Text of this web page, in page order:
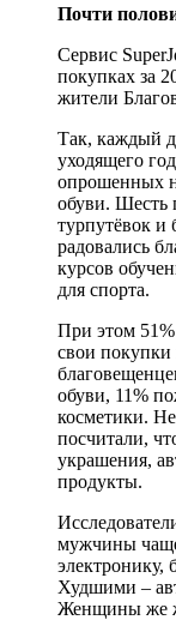
Почти
Сервис
покупках за
жители
Так, каждый
уходящего
опрошенных
обуви. Шесть
турпутёвок
радовались
курсов
для спорта.
При этом
свои
обуви, 11%
косметики.
посчитали,
украшения,
продукты.
мужчины
электронику,
Худшими –
Женщины же